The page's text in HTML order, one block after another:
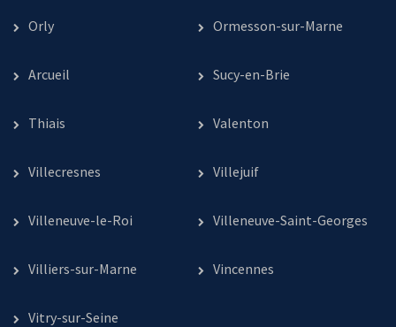
Orly Ormesson-sur-Marne
Arcueil Sucy-en-Brie
Thiais Valenton
Villecresnes Villejuif
Villeneuve-le-Roi Villeneuve-Saint-Georges
Villiers-sur-Marne Vincennes
Vitry-sur-Seine